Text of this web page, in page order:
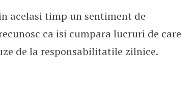
acelasi timp un sentiment de
ca isi cumpara lucruri de care
de la responsabilitatile zilnice.